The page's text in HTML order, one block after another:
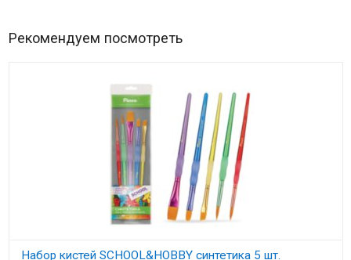
Рекомендуем посмотреть
Набор кистей SCHOOL&HOBBY синтетика 5 шт.